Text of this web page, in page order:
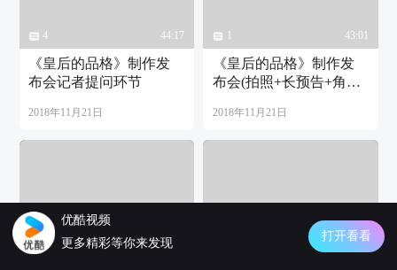
4 44:17
《皇后的品格》制作发
布会记者提问环节
2018年11月21日
43:01
《皇后的品格》制作发
布会(拍照+长预告+角色
2018年11月21日
14
张娜拉剧集kiss合辑（红
01:04
【张娜拉】@STAR1画
优酷视频
更多精彩等你来发现
打开看看